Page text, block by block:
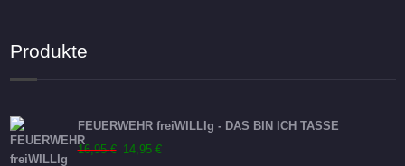
Produkte
FEUERWEHR freiWILLIg - DAS BIN ICH TASSE
16,95€ Ursprünglicher
14,95 €